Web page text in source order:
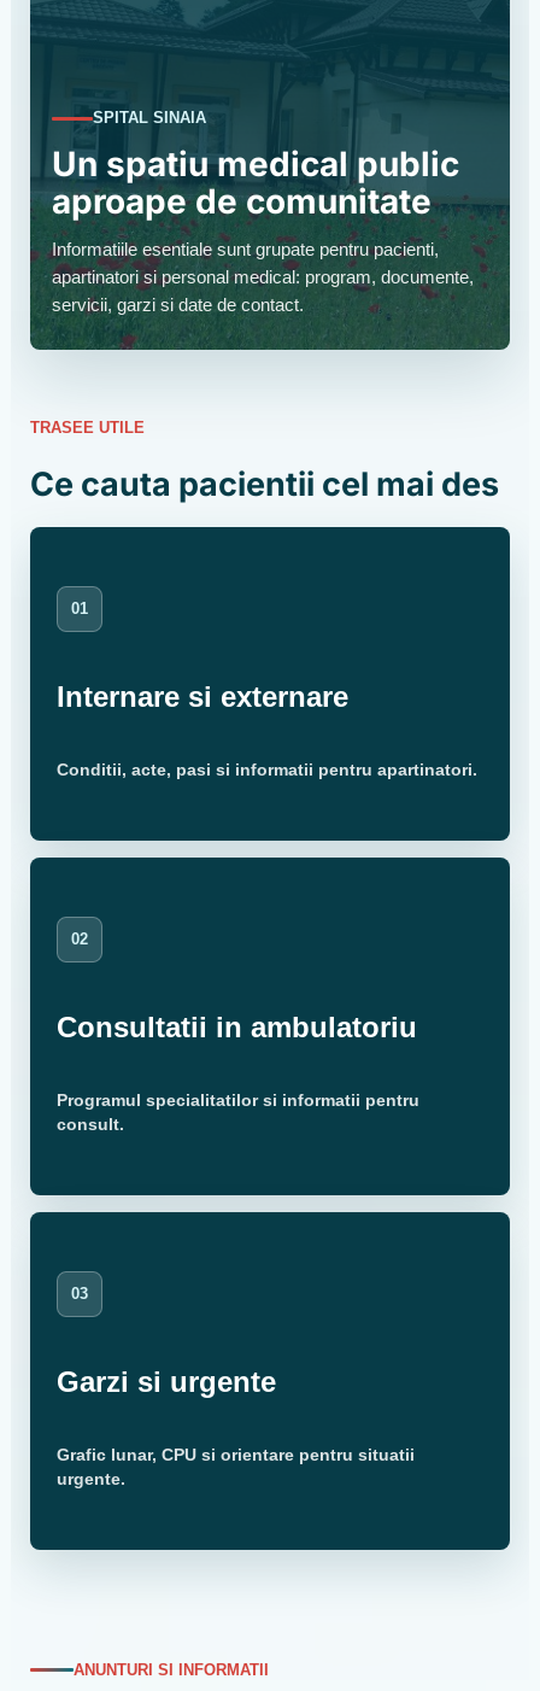
SPITAL SINAIA
Un spatiu medical public
aproape de comunitate
Informatiile esentiale sunt grupate pentru pacienti,
apartinatori si personal medical: program, documente,
servicii, garzi si date de contact.
TRASEE UTILE
Ce cauta pacientii cel mai des
01
Internare si externare
Conditii, acte, pasi si informatii pentru apartinatori.
02
Consultatii in ambulatoriu
Programul specialitatilor si informatii pentru
consult.
03
Garzi si urgente
Grafic lunar, CPU si orientare pentru situatii
urgente.
ANUNTURI SI INFORMATII